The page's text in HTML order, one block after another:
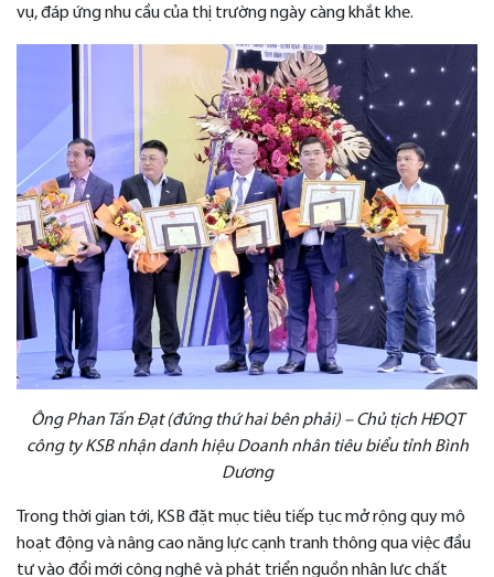
vụ, đáp ứng nhu cầu của thị trường ngày càng khắt khe.
Ông Phan Tấn Đạt (đứng thứ hai bên phải) – Chủ tịch HĐQT
công ty KSBnhận danh hiệu Doanh nhân tiêu biểu tỉnh Bình
Dương
Trong thời gian tới, KSB đặt mục tiêu tiếp tục mở rộng quy mô
hoạt động và nâng cao năng lực cạnh tranh thông qua việc đầu
tư vào đổi mới công nghệ và phát triển nguồn nhân lực chất